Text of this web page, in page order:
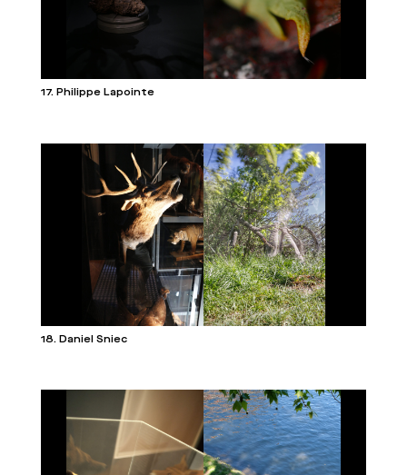
17. Philippe Lapointe
18. Daniel Sniec